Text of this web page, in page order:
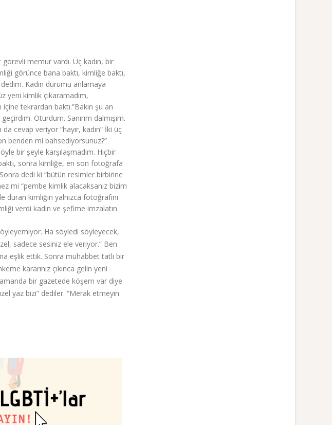
memur vardı. Üç kadın, bir
görünce bana baktı, kimliğe baktı,
Kadın durumu anlamaya
yeni kimlik çıkaramadım,
tekrardan baktı.”Bakın şu an
Oturdum. Sanırım dalmışım.
cevap veriyor “hayır, kadın” İki üç
benden mi bahsediyorsunuz?”
bir şeyle karşılaşmadım. Hiçbir
sonra kimliğe, en son fotoğrafa
dedi ki “bütün resimler birbirine
mi “pembe kimlik alacaksanız bizim
duran kimliğin yalnızca fotoğrafını
verdi kadın ve şefime imzalatın
Ha söyledi söyleyecek,
sadece sesiniz ele veriyor.” Ben
eşlik ettik. Sonra muhabbet tatlı bir
kararınız çıkınca gelin yeni
bir gazetede köşem var diye
yaz bizi” dediler. “Merak etmeyin